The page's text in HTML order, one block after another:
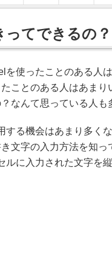
てできるの？
使ったことのある人
ことのある人はあまり
なんて思っている人も
る機会はあまり多く
文字の入力方法を知
ルに入力された文字を